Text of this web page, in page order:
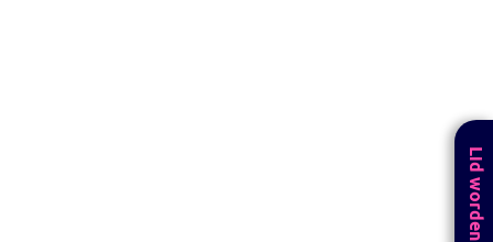
Lid worden